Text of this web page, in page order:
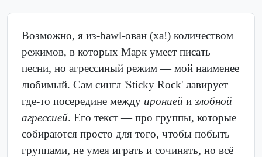
Возможно, я из-bawl-ован (ха!) количеством
режимов, в которых Марк умеет писать
песни, но агрессиный режим — мой наименее
любимый. Сам сингл 'Sticky Rock' лавирует
где-то посередине между иронией излобной
агрессией. Его текст — про группы, которые
собираются просто для того, чтобы побыть
группами, не умея играть и сочинять, но всё